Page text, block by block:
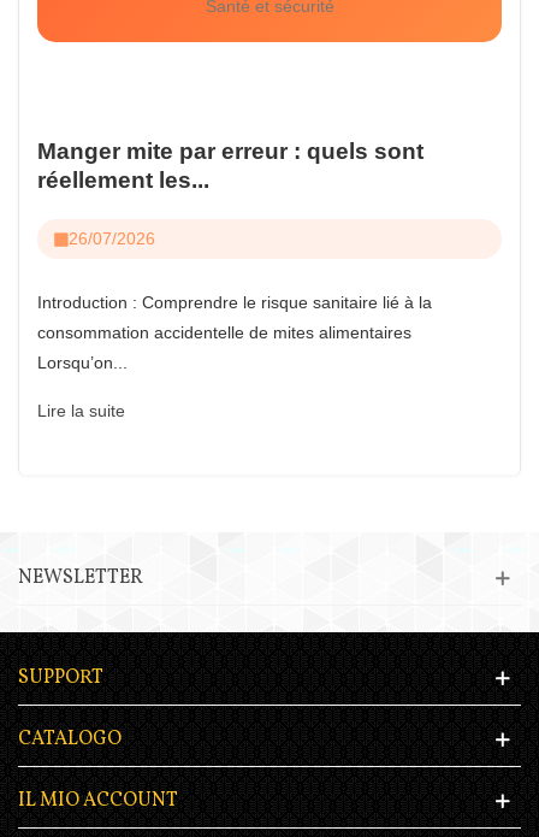
Santé et sécurité
Manger mite par erreur : quels sont
réellement les...
26/07/2026
Introduction : Comprendre le risque sanitaire lié à la
consommation accidentelle de mites alimentaires
Lorsqu’on...
Lire la suite
NEWSLETTER
SUPPORT
CATALOGO
IL MIO ACCOUNT